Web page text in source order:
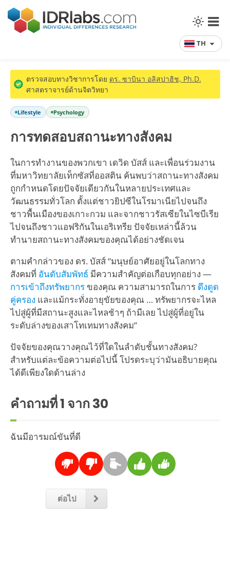
TH
ตรวจสอบทางวิชาการโดย ดร. ซาบินา อลิสปาฮิช, Ph.D.
ศาสตราจารย์ด้านจิตวิทยา
Lifestyle Psychology
การทดสอบสถานะทางสังคม
ในการทำงานของพวกเขา เดวิด บัสส์ และเพื่อนร่วมงาน
ที่มหาวิทยาลัยเท็กซัสที่ออสติน ค้นพบว่าสถานะทางสังคม
ถูกกำหนดโดยปัจจัยเดียวกันในหลายประเทศและ
วัฒนธรรมทั่วโลก ตั้งแต่ชาวยิปซีในโรมาเนียไปจนถึง
ชาวพื้นเมืองของเกาะกวม และจากชาวรัสเซียในไซบีเรีย
ไปจนถึงชาวแอฟริกันในเอริเทรีย ปัจจัยเหล่านี้ล้วน
ทำนายสถานะทางสังคมของคุณได้อย่างชัดเจน
ตามคำกล่าวของ ดร. บัสส์ “มนุษย์อาศัยอยู่ในโลกทาง
สังคมที่ อันดับสัมพัทธ์มีความสำคัญต่อเกือบทุกอย่าง —
การเข้าถึงทรัพยากรของคุณ ความสามารถในการ ดึงดูด
คู่ครอง และแม้กระทั่งอายุขัยของคุณ … ทรัพยากรจะไหล
ไปสู่ผู้ที่มีสถานะสูงและไหลช้าๆ ถ้ามีเลย ไปสู่ผู้ที่อยู่ใน
ระดับล่างของเสาโทเทมทางสังคม”
ปัจจัยของคุณวางคุณไว้ที่ใดในลำดับชั้นทางสังคม?
สำหรับแต่ละข้อความต่อไปนี้ โปรดระบุว่ามันอธิบายคุณ
ได้ดีเพียงใดด้านล่าง
คำถามที่1 จาก 30
ฉันมีอารมณ์ขันที่ดี
ต่อไป